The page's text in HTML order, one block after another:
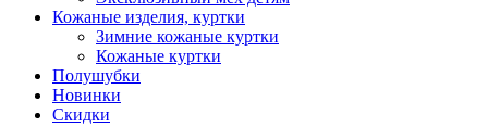
Кожаные изделия, куртки
Зимние кожаные куртки
Кожаные куртки
Полушубки
Новинки
Скидки